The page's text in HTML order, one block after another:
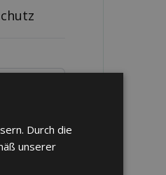
Durch die
unserer